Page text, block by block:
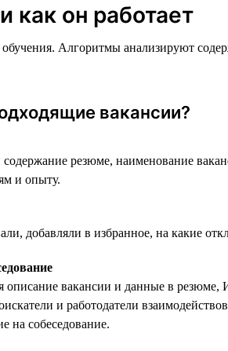
как он работает
Алгоритмы анализируют
вакансии?
резюме, наименование
и опыту.
добавляли в избранное, на какие
описание вакансии и данные в
и работодатели
на собеседование.